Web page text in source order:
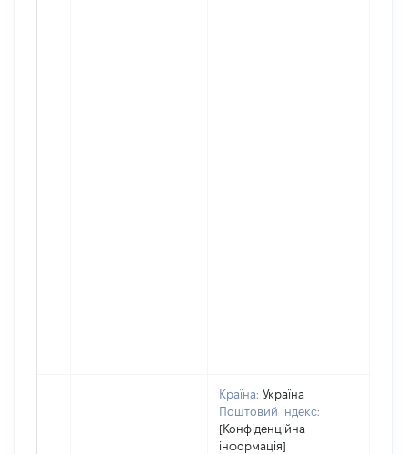
Країна: Україна
Поштовий індекс:
[Конфіденційна
інформація]